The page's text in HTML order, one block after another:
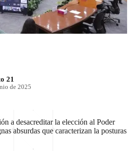
al INE
21
de 2025
a desacreditar la elección al Poder
absurdas que caracterizan la posturas